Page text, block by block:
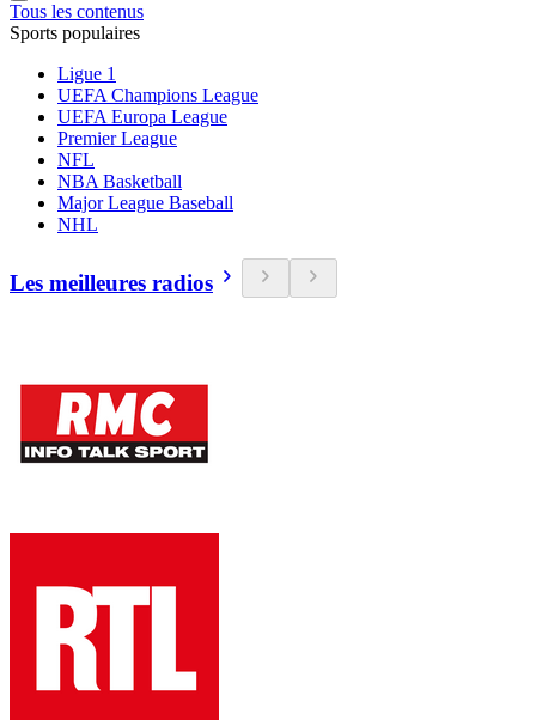
Tous les contenus
Sports populaires
Ligue 1
UEFA Champions League
UEFA Europa League
Premier League
NFL
NBA Basketball
Major League Baseball
NHL
Les meilleures radios